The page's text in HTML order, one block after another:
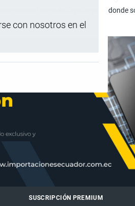
con nosotros en el
especial llamado CryoShipper, donde
SUSCRIPCIÓN PREMIUM